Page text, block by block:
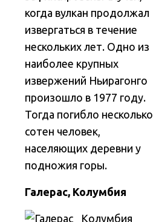
когда вулкан продолжал
извергаться в течение
нескольких лет. Одно из
наиболее крупных
извержений Ньирагонго
произошло в 1977 году.
Тогда погибло несколько
сотен человек,
населяющих деревни у
подножия горы.
Галерас, Колумбия